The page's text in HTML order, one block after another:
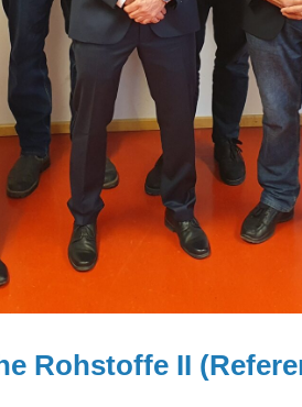
Rohstoffe II